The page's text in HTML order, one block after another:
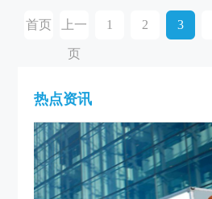
首页 上一
页
1 2 3
热点资讯